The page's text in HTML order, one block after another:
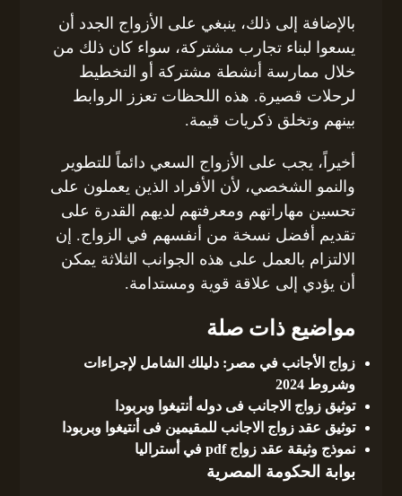
بالإضافة إلى ذلك، ينبغي على الأزواج الجدد أن
يسعوا لبناء تجارب مشتركة، سواء كان ذلك من
خلال ممارسة أنشطة مشتركة أو التخطيط
لرحلات قصيرة. هذه اللحظات تعزز الروابط
بينهم وتخلق ذكريات قيمة.
أخيراً، يجب على الأزواج السعي دائماً للتطوير
والنمو الشخصي، لأن الأفراد الذين يعملون على
تحسين مهاراتهم ومعرفتهم لديهم القدرة على
تقديم أفضل نسخة من أنفسهم في الزواج. إن
الالتزام بالعمل على هذه الجوانب الثلاثة يمكن
أن يؤدي إلى علاقة قوية ومستدامة.
مواضيع ذات صلة
زواج الأجانب في مصر: دليلك الشامل لإجراءات
وشروط 2024
توثيق زواج الاجانب فى دوله أنتيغوا وبربودا
توثيق عقد زواج الاجانب للمقيمين فى أنتيغوا وبربودا
نموذج وثيقة عقد زواج pdf في أستراليا
بوابة الحكومة المصرية